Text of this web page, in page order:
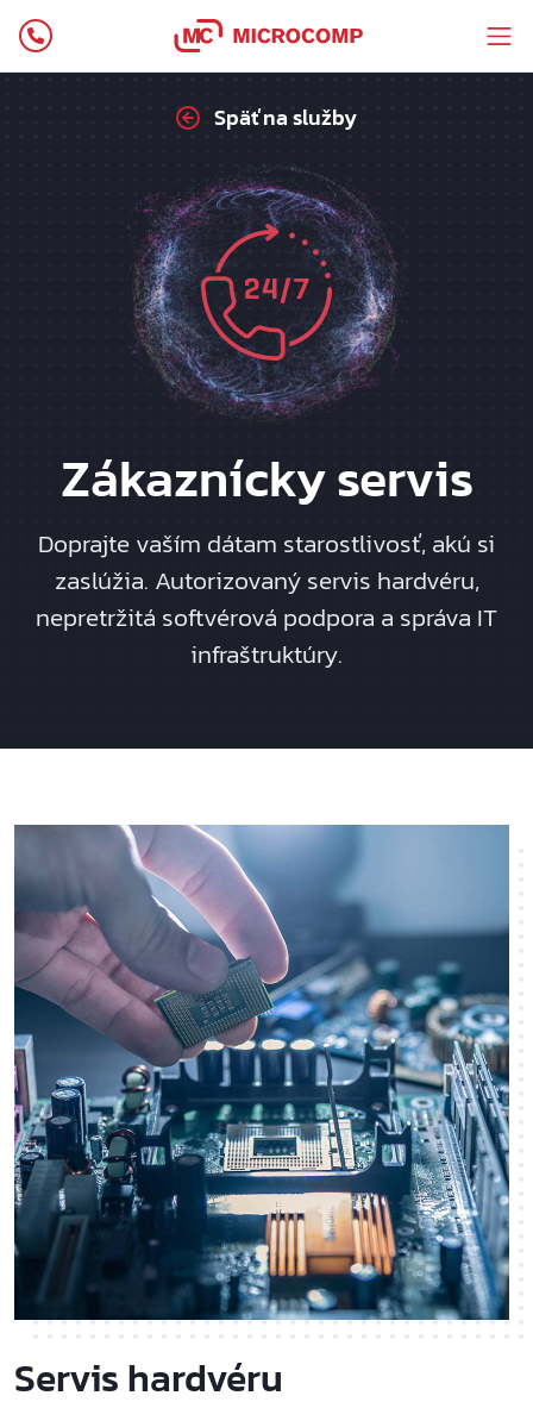
Späť na služby
Zákaznícky servis
Doprajte vaším dátam starostlivosť, akú si
zaslúžia. Autorizovaný servis hardvéru,
nepretržitá softvérová podpora a správa IT
infraštruktúry.
Servis hardvéru